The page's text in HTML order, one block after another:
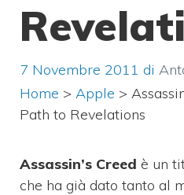
7 Novembre 2011 di
Home > Apple >
Path to Revelations
Assassin’s Creed è un
che ha già dato tanto al